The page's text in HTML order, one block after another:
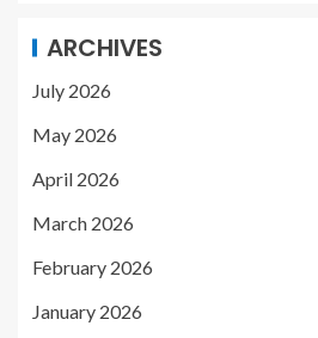
ARCHIVES
July 2026
May 2026
April 2026
March 2026
February 2026
January 2026